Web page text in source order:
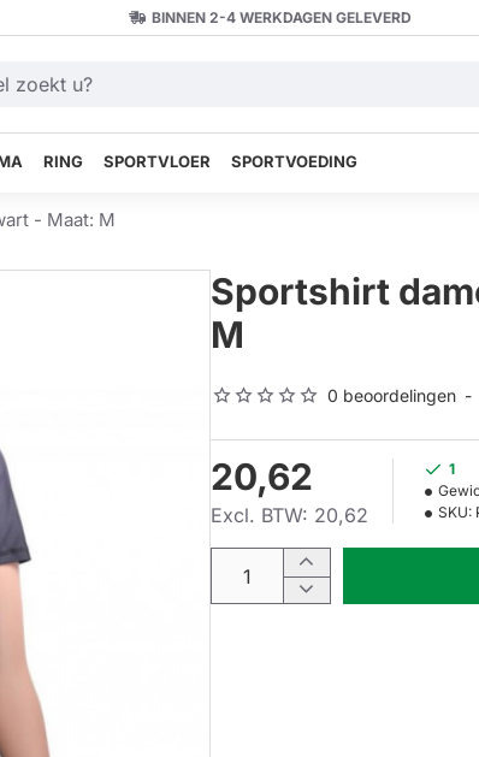
BINNEN 2-4 WERKDAGEN GELEVERD
RING SPORTVLOER SPORTVOEDING
- Maat: M
Sportshirt
M
0 beoordelingen -
20,62
Excl. BTW: 20,62
1
SKU: